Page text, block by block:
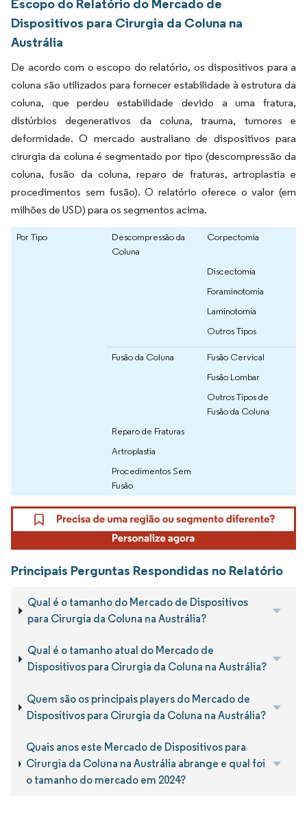
Dispositivos para Cirurgia da Coluna na
Austrália
De acordo com o escopo do relatório, os dispositivos para a
coluna são utilizados para fornecer estabilidade à estrutura da
coluna, que perdeu estabilidade devido a uma fratura,
distúrbios degenerativos da coluna, trauma, tumores e
deformidade. O mercado australiano de dispositivos para
cirurgia da coluna é segmentado por tipo (descompressão da
coluna, fusão da coluna, reparo de fraturas, artroplastia e
procedimentos sem fusão). O relatório oferece o valor (em
milhões de USD) para os segmentos acima.
Por Tipo
Descompressão da
Coluna
Corpectomia
Discectomia
Foraminotomia
Laminotomia
Outros Tipos
Fusão da Coluna
Fusão Cervical
Fusão Lombar
Outros Tipos de
Fusão da Coluna
Reparo de Fraturas
Artroplastia
Procedimentos Sem
Fusão
Principais Perguntas Respondidas no Relatório
Qual é o tamanho do Mercado de Dispositivos
para Cirurgia da Coluna na Austrália?
Qual é o tamanho atual do Mercado de
Dispositivos para Cirurgia da Coluna na Austrália?
Quem são os principais players do Mercado de
Dispositivos para Cirurgia da Coluna na Austrália?
Quais anos este Mercado de Dispositivos para
Cirurgia da Coluna na Austrália abrange e qual foi
o tamanho do mercado em 2024?